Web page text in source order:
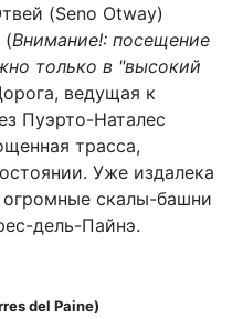
(Seno Otway)
(Внимание!: посещение
только в "высокий
ведущая к
Пуэрто-Наталес
трасса,
Уже издалека
огромные скалы-башни
дель-Пайнэ.
del Paine)